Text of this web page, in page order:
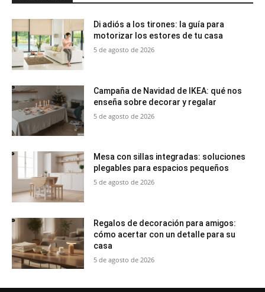
Di adiós a los tirones: la guía para
motorizar los estores de tu casa
5 de agosto de 2026
Campaña de Navidad de IKEA: qué nos
enseña sobre decorar y regalar
5 de agosto de 2026
Mesa con sillas integradas: soluciones
plegables para espacios pequeños
5 de agosto de 2026
Regalos de decoración para amigos:
cómo acertar con un detalle para su
casa
5 de agosto de 2026